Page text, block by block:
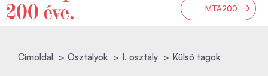
MTA200 →
Címoldal Osztályok I. osztály Külső tagok